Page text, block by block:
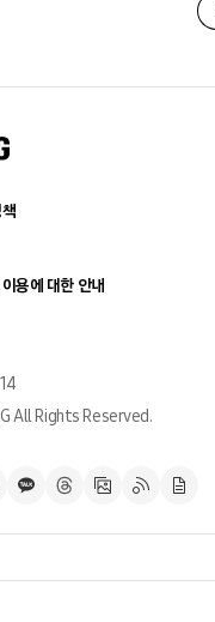
용에 대한 안내
All Rights Reserved.